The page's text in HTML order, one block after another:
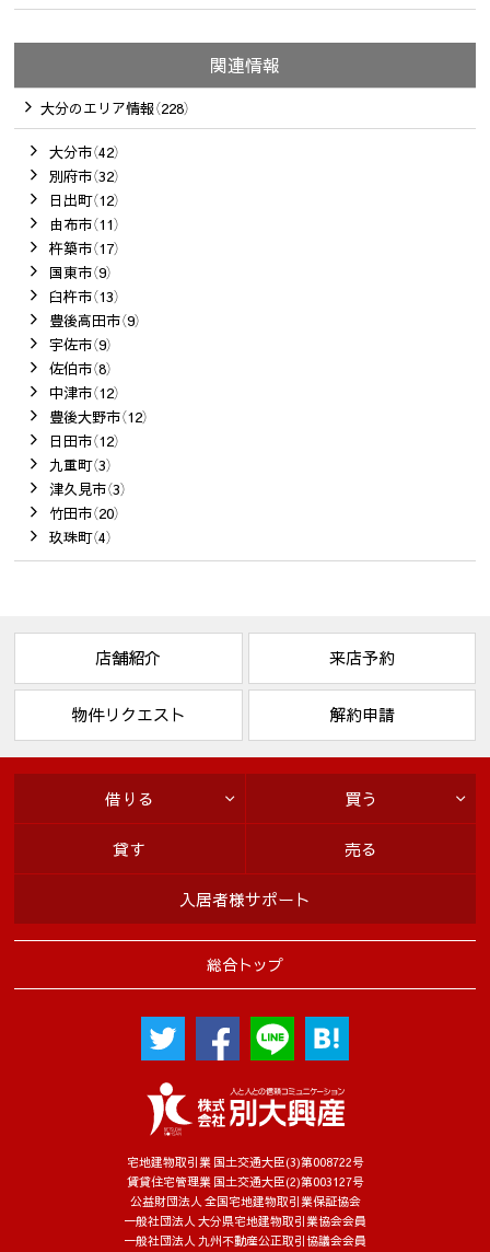
関連情報
大分のエリア情報（228）
大分市（42）
別府市（32）
日出町（12）
由布市（11）
杵築市（17）
国東市（9）
臼杵市（13）
豊後高田市（9）
宇佐市（9）
佐伯市（8）
中津市（12）
豊後大野市（12）
日田市（12）
九重町（3）
津久見市（3）
竹田市（20）
玖珠町（4）
店舗紹介 来店予約
物件リクエスト 解約申請
宅地建物取引業 国土交通大臣(3)第008722号
賃貸住宅管理業 国土交通大臣(2)第003127号
公益財団法人 全国宅地建物取引業保証協会
一般社団法人 大分県宅地建物取引業協会会員
一般社団法人 九州不動産公正取引協議会会員
総合トップ
借りる 買う
貸す 売る
入居者様サポート